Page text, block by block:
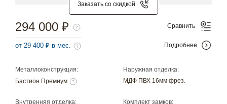
Заказать со скидкой
Металлоконструкция:
Бастион Премиум
Наружная отделка:
МДФ ПВХ 16мм фрез.
Внутренняя отделка:
Комплект замков:
294 000 ₽
от 29 400 ₽ в мес.
Сравнить
Подробнее